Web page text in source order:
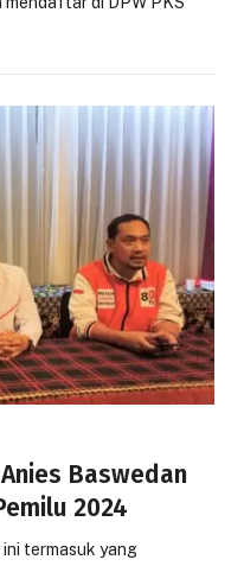
Baswedan
2024
termasuk yang